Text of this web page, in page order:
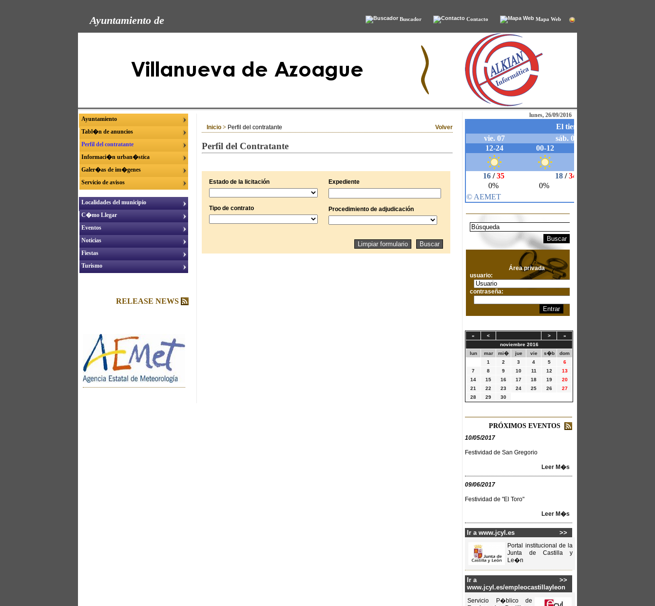
Mapa Web
Contacto
Buscador
Ayuntamiento de
lunes, 26/09/2016
Área privada
usuario:
contraseña:
« < >
»
noviembre 2016
lun
mar mi� jue vie s�b
dom
1
2 3 4 5
6
7
8 9 10 11 12
13
14
15 16 17 18 19
20
21
22 23 24 25 26
27
28
29 30
PRÓXIMOS EVENTOS
10/05/2017
Festividad de San Gregorio
Leer M�s
09/06/2017
Festividad de "El Toro"
Leer M�s
Ir a www.jcyl.es >>
Portal institucional de la
Junta de Castilla y
Le�n
Ir a
www.jcyl.es/empleocastillayleon
>>
Servicio P�blico de
Ayuntamiento
Tabl�n de anuncios
Perfil del contratante
Informaci�n urban�stica
Galer�as de im�genes
Servicio de avisos
Localidades del municipio
C�mo Llegar
Eventos
Noticias
Fiestas
Turismo
RELEASE NEWS
Inicio > Perfil del contratante Volver
Perfil del Contratante
Estado de la licitación
Tipo de contrato
Expediente
Procedimiento de adjudicación